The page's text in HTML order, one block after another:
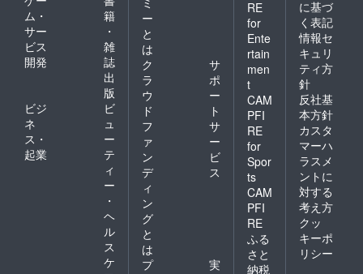
ム・
サー
ビス
開発
籍
・
雑
誌
出
版
ビジ
ネ
ス・
起業
ビ
ュ
ー
テ
ィ
ー
・
ヘ
ル
ス
ケ
ー
と
は
ク
ラ
ウ
ド
フ
ァ
ン
デ
ィ
ン
グ
と
は
サ
ポ
ー
ト
サ
ー
ビ
ス
プ
実
RE
for
Ente
rtain
men
t
CAM
PFI
RE
for
Spor
ts
CAM
PFI
RE
ふる
さと
納税
に基づ
く表記
情報セ
キュリ
ティ方
針
反社基
本方針
カスタ
マーハ
ラスメ
ントに
対する
考え方
クッ
キーポ
リシー